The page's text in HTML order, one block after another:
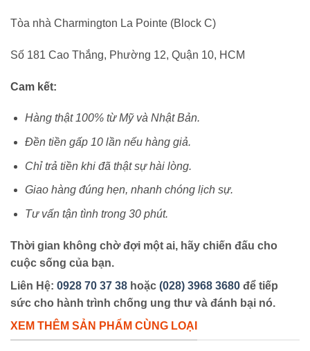
Tòa nhà Charmington La Pointe (Block C)
Số 181 Cao Thắng, Phường 12, Quận 10, HCM
Cam kết:
Hàng thật 100% từ Mỹ và Nhật Bản.
Đền tiền gấp 10 lần nếu hàng giả.
Chỉ trả tiền khi đã thật sự hài lòng.
Giao hàng đúng hẹn, nhanh chóng lịch sự.
Tư vấn tận tình trong 30 phút.
Thời gian không chờ đợi một ai, hãy chiến đấu cho
cuộc sống của bạn.
Liên Hệ: 0928 70 37 38 hoặc (028) 3968 3680 để tiếp
sức cho hành trình chống ung thư và đánh bại nó.
XEM THÊM SẢN PHẨM CÙNG LOẠI